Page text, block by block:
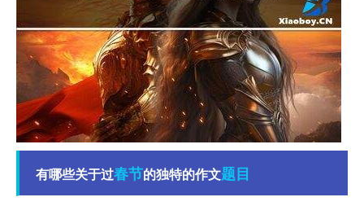
有哪些关于过春节的独特的作文题目